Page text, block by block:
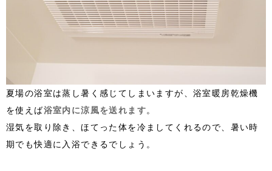
夏場の浴室は蒸し暑く感じてしまいますが、浴室暖房乾燥機
を使えば浴室内に涼風を送れます。
湿気を取り除き、ほてった体を冷ましてくれるので、暑い時
期でも快適に入浴できるでしょう。